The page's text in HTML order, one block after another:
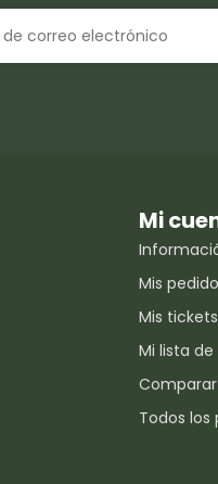
Mi
Mis
Mis tickets
Mi lista de
Comparar
Todos